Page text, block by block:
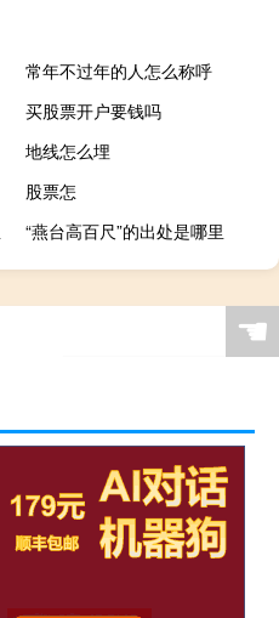
常年不过年的人怎么称呼
买股票开户要钱吗
地线怎么埋
股票怎
“燕台高百尺”的出处是哪里
☚